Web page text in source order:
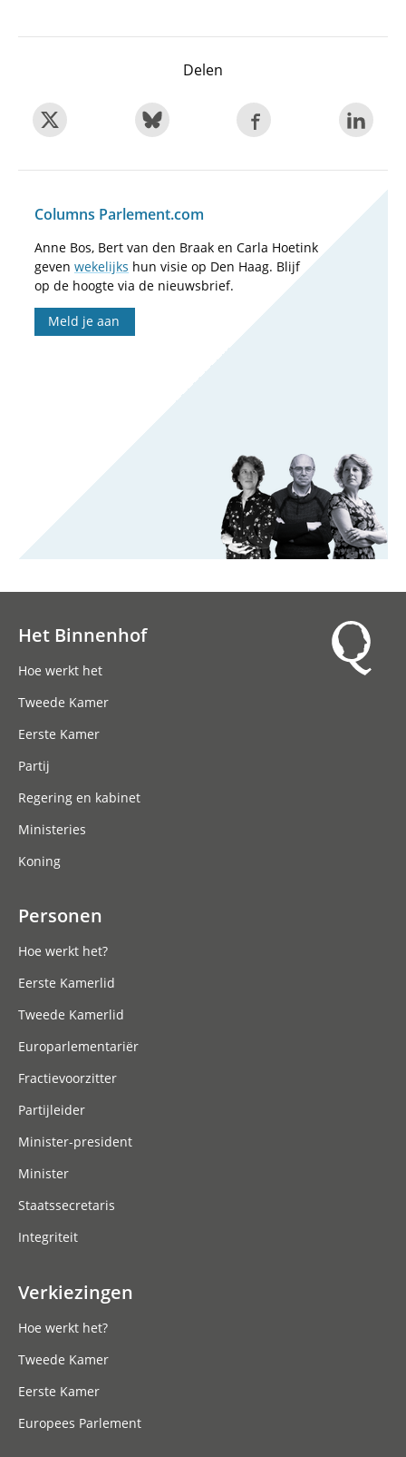
Delen
Columns Parlement.com
Anne Bos, Bert van den Braak en Carla Hoetink
geven wekelijks hun visie op Den Haag. Blijf
op de hoogte via de nieuwsbrief.
Meld je aan
Het Binnenhof
Hoe werkt het
Tweede Kamer
Eerste Kamer
Partij
Regering en kabinet
Ministeries
Koning
Personen
Hoe werkt het?
Eerste Kamerlid
Tweede Kamerlid
Europarlementariër
Fractievoorzitter
Partijleider
Minister-president
Minister
Staatssecretaris
Integriteit
Verkiezingen
Hoe werkt het?
Tweede Kamer
Eerste Kamer
Europees Parlement